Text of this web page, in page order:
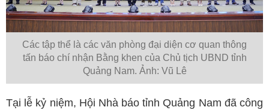
Các tập thể là các văn phòng đại diện cơ quan thông
tấn báo chí nhận Bằng khen của Chủ tịch UBND tỉnh
Quảng Nam. Ảnh: Vũ Lê
Tại lễ kỷ niệm, Hội Nhà báo tỉnh Quảng Nam đã công